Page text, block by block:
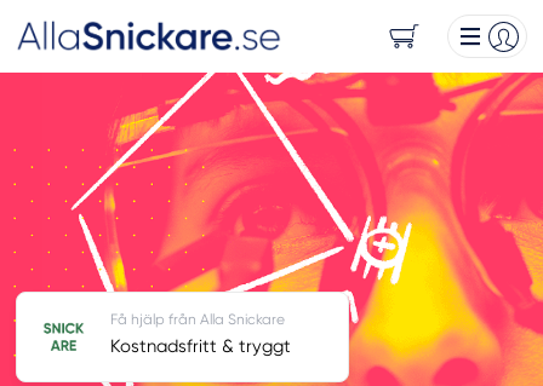
Få hjälp från Alla Snickare
Kostnadsfritt & tryggt